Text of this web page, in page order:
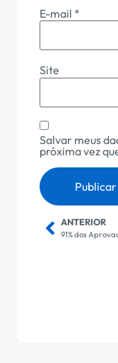
E-mail *
Site
Salvar meus
próxima vez
ANTERIOR